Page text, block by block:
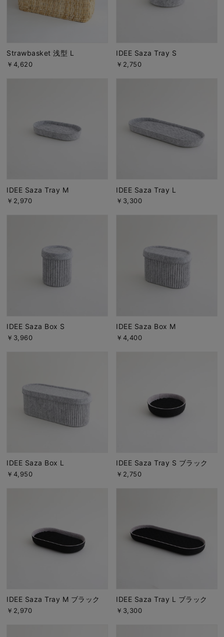
Strawbasket 浅型 L
￥4,620
IDEE Saza Tray S
￥2,750
IDEE Saza Tray M
￥2,970
IDEE Saza Tray L
￥3,300
IDEE Saza Box S
￥3,960
IDEE Saza Box M
￥4,400
IDEE Saza Box L
￥4,950
IDEE Saza Tray S ブラック
￥2,750
IDEE Saza Tray M ブラック
￥2,970
IDEE Saza Tray L ブラック
￥3,300